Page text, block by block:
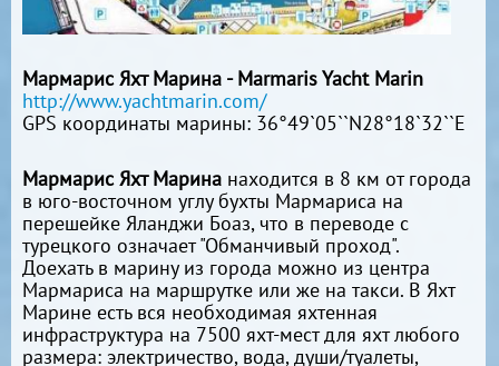
Мармарис Яхт Марина - Marmaris Yacht Marin
http://www.yachtmarin.com/
GPS координаты марины: 36°49`05``N28°18`32``E
Мармарис Яхт Марина находится в 8 км от города
в юго-восточном углу бухты Мармариса на
перешейке Яланджи Боаз, что в переводе с
турецкого означает "Обманчивый проход".
Доехать в марину из города можно из центра
Мармариса на маршрутке или же на такси. В Яхт
Марине есть вся необходимая яхтенная
инфраструктура на 7500 яхт-мест для яхт любого
размера: электричество, вода, души/туалеты,